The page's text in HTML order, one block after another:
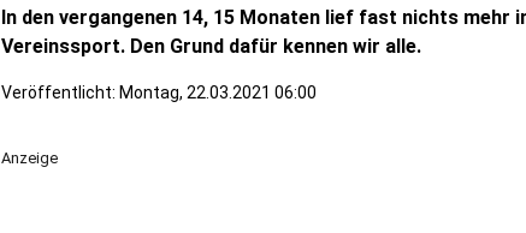
In den vergangenen 14, 15 Monaten lief fast nichts mehr
Vereinssport. Den Grund dafür kennen wir alle.
Veröffentlicht: Montag, 22.03.2021 06:00
Anzeige